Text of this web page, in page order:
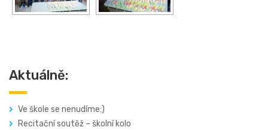
Aktuálně:
Ve škole se nenudíme:)
Recitační soutěž – školní kolo